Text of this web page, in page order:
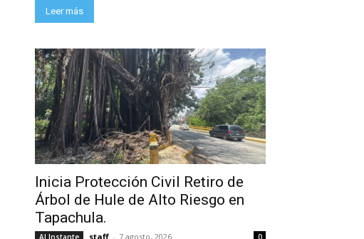
Leer más
Inicia Protección Civil Retiro de
Árbol de Hule de Alto Riesgo en
Tapachula.
staff - 7 agosto, 2026